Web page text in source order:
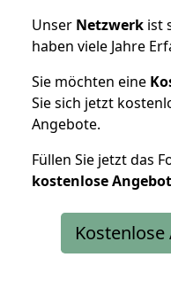
Unser Netzwerk ist
haben viele Jahre
Sie möchten eine
Sie sich jetzt
Angebote.
Füllen Sie jetzt das
kostenlose